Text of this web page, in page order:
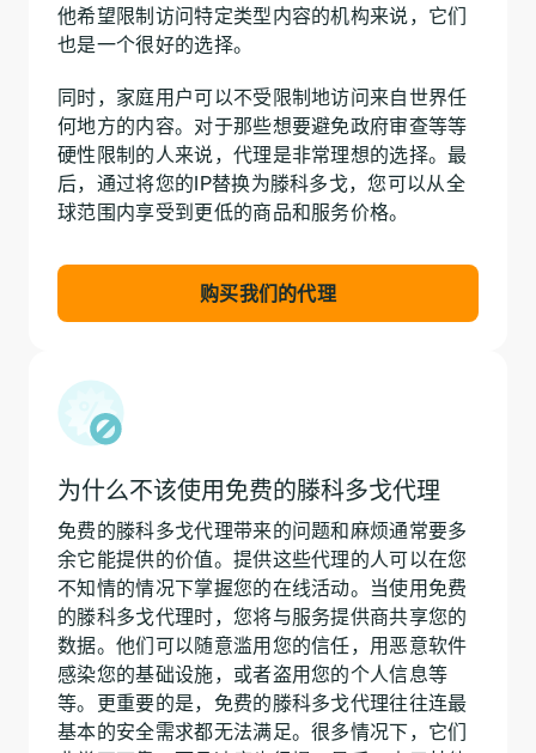
他希望限制访问特定类型内容的机构来说，它们
也是一个很好的选择。
同时，家庭用户可以不受限制地访问来自世界任
何地方的内容。对于那些想要避免政府审查等等
硬性限制的人来说，代理是非常理想的选择。最
后，通过将您的IP替换为滕科多戈，您可以从全
球范围内享受到更低的商品和服务价格。
购买我们的代理
为什么不该使用免费的滕科多戈代理
免费的滕科多戈代理带来的问题和麻烦通常要多
余它能提供的价值。提供这些代理的人可以在您
不知情的情况下掌握您的在线活动。当使用免费
的滕科多戈代理时，您将与服务提供商共享您的
数据。他们可以随意滥用您的信任，用恶意软件
感染您的基础设施，或者盗用您的个人信息等
等。更重要的是，免费的滕科多戈代理往往连最
基本的安全需求都无法满足。很多情况下，它们